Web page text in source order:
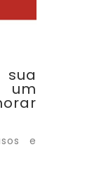
um
e